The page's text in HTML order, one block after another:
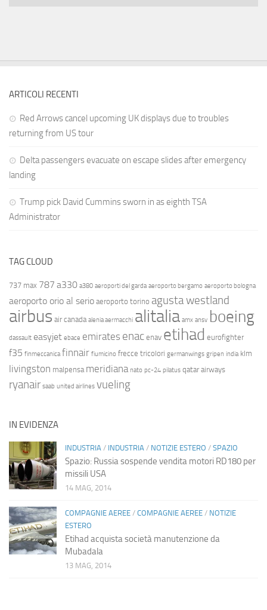
ARTICOLI RECENTI
Red Arrows cancel upcoming UK displays due to troubles
returning from US tour
Delta passengers evacuate on escape slides after emergency
landing
Trump pick David Cummins sworn in as eighth TSA
Administrator
TAG CLOUD
737 max 787 a330 a380 aeroporti del garda aeroporto bergamo aeroporto bologna
aeroporto orio al serio aeroporto torino agusta westland
airbus air canada alenia aermacchi alitalia amx ansv boeing
dassault easyjet ebace emirates enac enav etihad eurofighter
f35 finmeccanica finnair fiumicino frecce tricolori germanwings gripen india klm
livingston malpensa meridiana nato pc-24 pilatus qatar airways
ryanair saab united airlines vueling
IN EVIDENZA
INDUSTRIA / INDUSTRIA / NOTIZIE ESTERO / SPAZIO
Spazio: Russia sospende vendita motori RD180 per
missili USA
14 MAG, 2014
COMPAGNIE AEREE / COMPAGNIE AEREE / NOTIZIE
ESTERO
Etihad acquista società manutenzione da
Mubadala
13 MAG, 2014